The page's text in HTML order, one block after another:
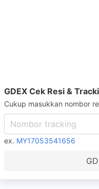
GDEX Cek Resi &
Cukup masukkan nombor
ex. MY17053541656